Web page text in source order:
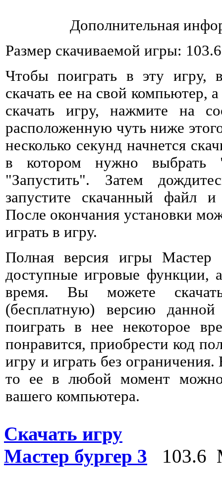
Дополнительная
Размер скачиваемой игры:
Чтобы поиграть в эту игру,
скачать ее на свой компьютер,
скачать игру, нажмите на
расположенную чуть ниже
несколько секунд начнется
в котором нужно выбрать
"Запустить". Затем
запустите скачанный файл и
После окончания установки
играть в игру.
Полная версия игры Мастер
доступные игровые функции,
время. Вы можете
(бесплатную) версию
поиграть в нее некоторое
понравится, приобрести код
игру и играть без
то ее в любой момент можно
вашего компьютера.
Скачать игру
Мастер бургер 3 103.6